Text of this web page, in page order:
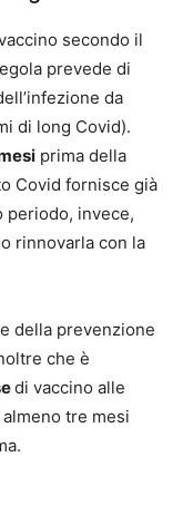
secondo il
prevede di
da
di long Covid).
prima della
Covid fornisce già
periodo, invece,
rinnovarla con la
della prevenzione
che è
di vaccino alle
tre mesi